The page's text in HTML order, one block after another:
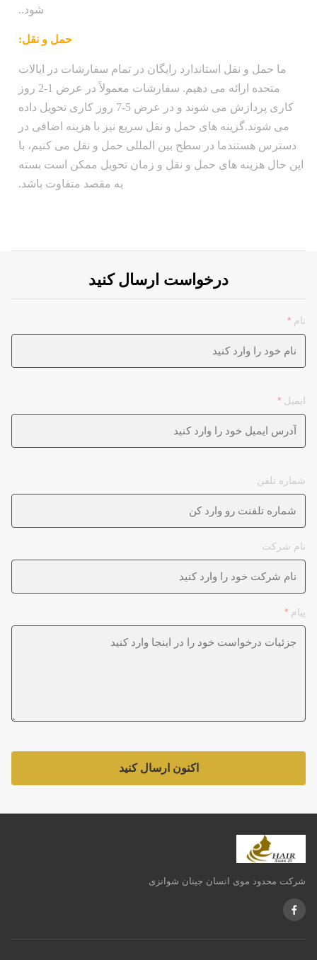
شود..
حمل و نقل:
ما حمل و نقل استاندارد رایگان در تمام سفارشات در ایالات
متحده ارائه می دهیم. سفارشات معمولاً در عرض 1-2 روز
کاری پردازش می شوند و در عرض 5-7 روز کاری تحویل داده
می شوند.گزینه های حمل و نقل سریع نیز با هزینه اضافی در
دسترس هستندما در سطح بین المللی حمل و نقل می کنیم، با
این حال هزینه های حمل و نقل و زمان تحویل ممکن است بسته
به مقصد متفاوت باشد.
درخواست ارسال کنید
نام *
ایمیل *
شماره تلفن
نام شرکت
پیام *
اکنون ارسال کنید
شرکت محدود موی انسان جینان شوانزی